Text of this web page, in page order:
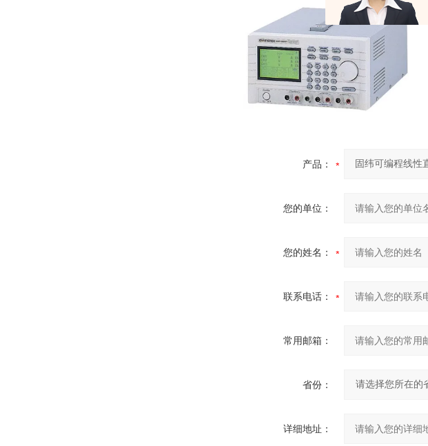
产品：
您的单位：
您的姓名：
联系电话：
常用邮箱：
省份：
详细地址：